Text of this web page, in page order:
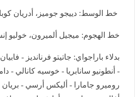
خط الوسط: دييجو جوميز، أدريان
خط الهجوم: ميجيل ألميرون، خوليو
بدلاء باراجواي: جاتيتو فرنانديز -
- أنطونيو سانابريا - خوسيه كانالي -
روميرو جامارا - أليكس أرسي - بريان